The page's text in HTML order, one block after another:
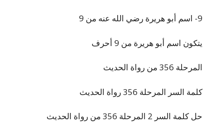
9- اسم أبو هريرة رضي الله عنه من 9
يتكون اسم أبو هريرة من 9 أحرف
المرحلة 356 من رواة الحديث
كلمة السر المرحلة 356 رواة الحديث
حل كلمة السر 2 المرحلة 356 من رواة الحديث